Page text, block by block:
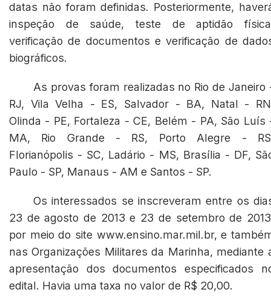
datas não foram definidas. Posteriormente,
inspeção de saúde, teste de aptidão
verificação de documentos e verificação de
biográficos.
As provas foram realizadas no Rio de Janeiro
RJ, Vila Velha - ES, Salvador - BA, Natal -
Olinda - PE, Fortaleza - CE, Belém - PA, São Luís
MA, Rio Grande - RS, Porto Alegre -
Florianópolis - SC, Ladário - MS, Brasília - DF,
Paulo - SP, Manaus - AM e Santos - SP.
Os interessados se inscreveram entre os
23 de agosto de 2013 e 23 de setembro de
por meio do site www.ensino.mar.mil.br, e
nas Organizações Militares da Marinha, mediante
apresentação dos documentos especificados
edital. Havia uma taxa no valor de R$ 20,00.